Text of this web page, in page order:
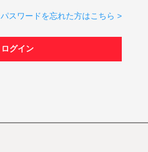
パスワードを忘れた方はこちら >
ログイン